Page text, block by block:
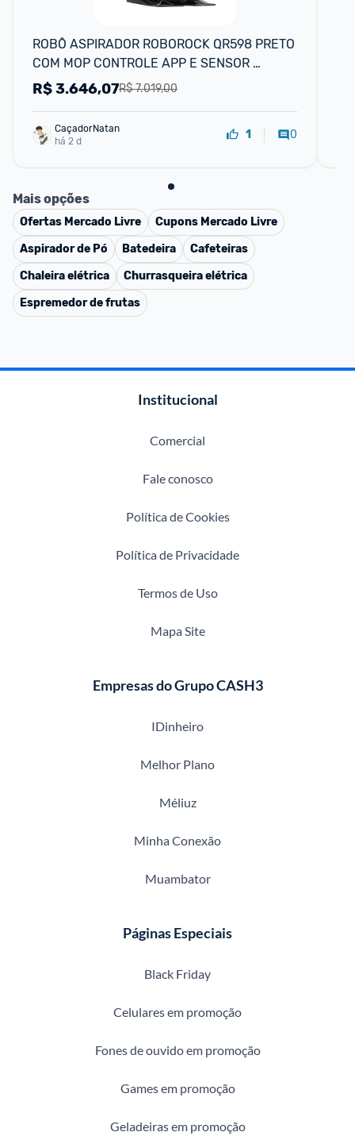
ROBÔ ASPIRADOR ROBOROCK QR598 PRETO
COM MOP CONTROLE APP E SENSOR
ANTIQUEDA 127VR$ 7.019,00
R$3.646,07
CaçadorNatan
há 2 d
1 0
Mais opções
Ofertas Mercado Livre Cupons Mercado Livre
Aspirador de Pó
Batedeira
Cafeteiras
Chaleira elétrica
Churrasqueira elétrica
Espremedor de frutas
Institucional
Comercial
Fale conosco
Política de Cookies
Política de Privacidade
Termos de Uso
Mapa Site
Empresas do Grupo CASH3
IDinheiro
Melhor Plano
Méliuz
Minha Conexão
Muambator
Páginas Especiais
Black Friday
Celulares em promoção
Fones de ouvido em promoção
Games em promoção
Geladeiras em promoção